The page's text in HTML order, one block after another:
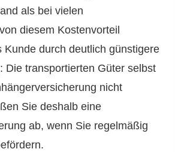
als bei vielen
diesem Kostenvorteil
Kunde durch deutlich günstigere
Die transportierten Güter selbst
nicht
Sie deshalb eine
ab, wenn Sie regelmäßig